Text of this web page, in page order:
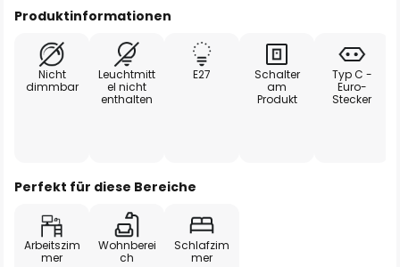
Produktinformationen
Nicht
dimmbar
Leuchtmitt
el nicht
enthalten
E27
Schalter
am
Produkt
Typ C -
Euro-
Stecker
Perfekt für diese Bereiche
Arbeitszim
mer
Wohnberei
ch
Schlafzim
mer